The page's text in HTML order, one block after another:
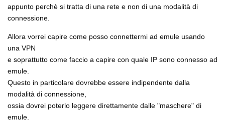
appunto perchè si tratta di una rete e non di una modalità di
connessione.
Allora vorrei capire come posso connettermi ad emule usando
una VPN
e soprattutto come faccio a capire con quale IP sono connesso ad
emule.
Questo in particolare dovrebbe essere indipendente dalla
modalità di connessione,
ossia dovrei poterlo leggere direttamente dalle "maschere" di
emule.